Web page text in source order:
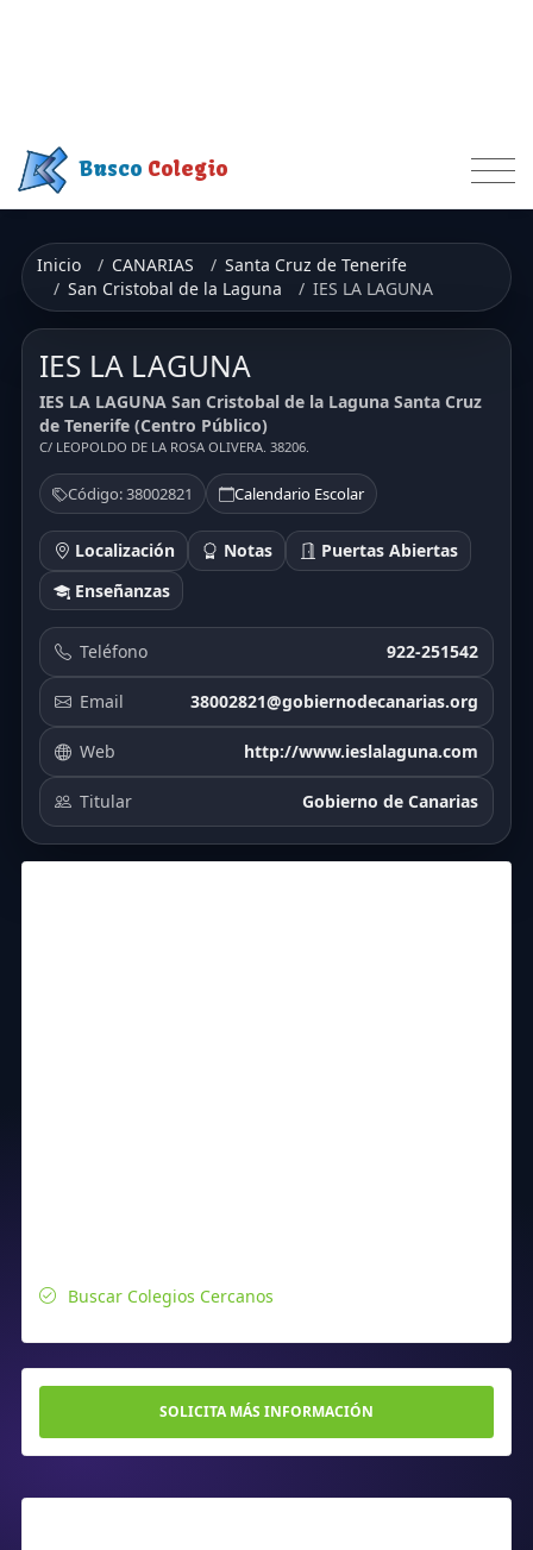
Busco Colegio
Inicio CANARIAS
Santa Cruz de Tenerife
San Cristobal de la Laguna
IES LA LAGUNA
IES LA LAGUNA
IES LA LAGUNA San Cristobal de la Laguna Santa Cruz
de Tenerife (Centro Público)
C/ LEOPOLDO DE LA ROSA OLIVERA. 38206.
Código: 38002821 Calendario Escolar
Localización Notas
Puertas Abiertas
Enseñanzas
Teléfono 922-251542
Email 38002821@gobiernodecanarias.org
Web http://www.ieslalaguna.com
Titular Gobierno de Canarias
Buscar Colegios Cercanos
SOLICITA MÁS INFORMACIÓN